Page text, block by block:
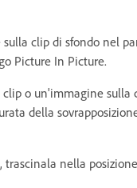
clip di sfondo nel
Picture In Picture.
clip o un'immagine
della
trascinala nella